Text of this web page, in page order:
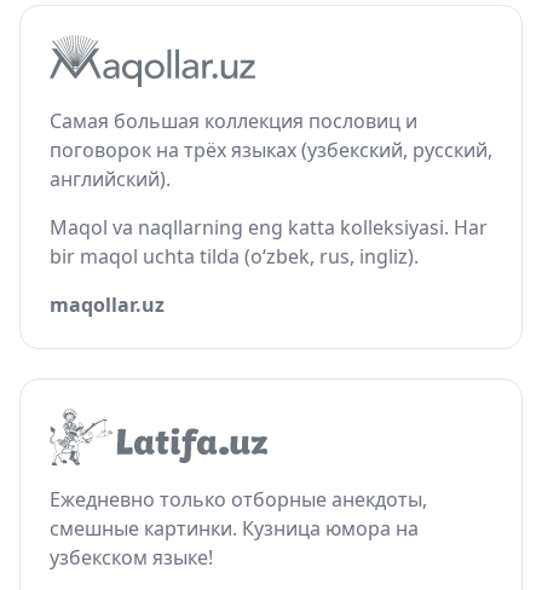
Самая большая коллекция пословиц и
поговорок на трёх языках (узбекский, русский,
английский).
Maqol va naqllarning eng katta kolleksiyasi. Har
bir maqol uchta tilda (o‘zbek, rus, ingliz).
maqollar.uz
Ежедневно только отборные анекдоты,
смешные картинки. Кузница юмора на
узбекском языке!